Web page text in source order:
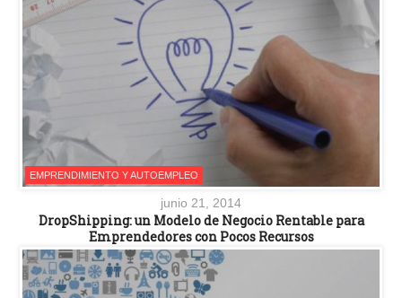
EMPRENDIMIENTO Y AUTOEMPLEO
junio 21, 2014
DropShipping: un Modelo de Negocio Rentable para
Emprendedores con Pocos Recursos